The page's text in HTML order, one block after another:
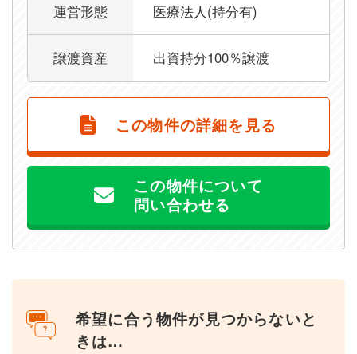
運営形態 医療法人(持分有)
譲渡資産 出資持分100％譲渡
この物件の詳細を見る
この物件について
問い合わせる
希望に合う物件が見つからないと
きは…